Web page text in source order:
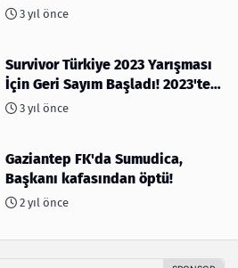
3 yıl önce
Survivor Türkiye 2023 Yarışması
İçin Geri Sayım Başladı! 2023'te
kimler var?
3 yıl önce
Gaziantep FK'da Sumudica,
Başkanı kafasından öptü!
2 yıl önce